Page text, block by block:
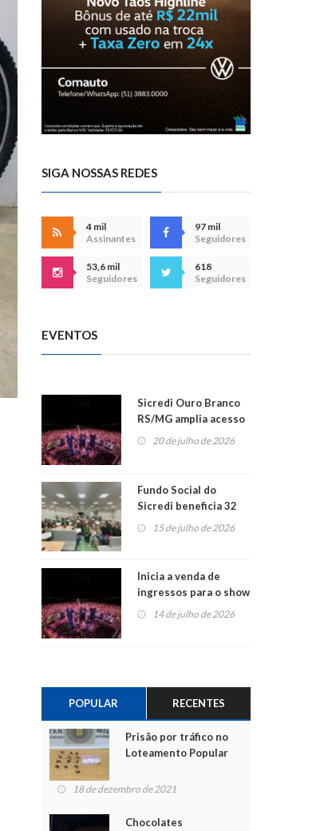
SIGA NOSSAS REDES
4 mil
Assinantes
97 mil
Seguidores
53,6 mil
Seguidores
618
Seguidores
EVENTOS
Sicredi Ouro Branco
RS/MG amplia acesso
ao show dos 45 anos
20 de julho de 2026
Fundo Social do
Sicredi beneficia 32
projetos em
Montenegro
15 de julho de 2026
Inicia a venda de
ingressos para o show
do Jota Quest nos 45
14 de julho de 2026
POPULAR RECENTES
Prisão por tráfico no
Loteamento Popular
18 de dezembro de 2021
Chocolates